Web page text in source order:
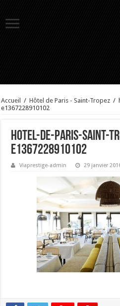
Accueil / Hôtel de Paris - Saint-Tropez /
e1367228910102
hotel-de-paris-saint-
e1367228910102
Viaprestige-admin 29 janvier